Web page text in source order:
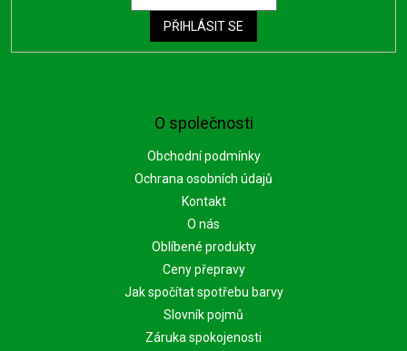
O společnosti
Obchodní podmínky
Ochrana osobních údajů
Kontakt
O nás
Oblíbené produkty
Ceny přepravy
Jak spočítat spotřebu barvy
Slovník pojmů
Záruka spokojenosti
PŘIHLÁSIT SE